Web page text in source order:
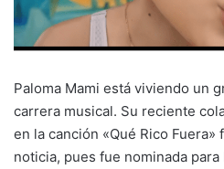
Paloma Mami está viviendo un
carrera musical. Su reciente
en la canción «Qué Rico Fuera»
noticia, pues fue nominada